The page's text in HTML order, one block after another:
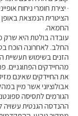
· יצירת חומרי ניחוח
הציטרית הנמצאת
החמאה.
עובדה בולטת היא שרק
החלב. לאחרונה הוכח
הזנים בשימוש תעשיית
מהחיידקים הפתוגניים.
את החיידקים שאינם
אבולוציוני אשר מיין
הגורמים לתסיסה
ההנדסה הגנטית עשויה